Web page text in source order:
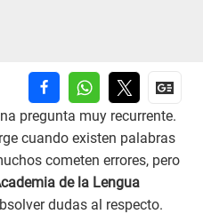
pregunta muy recurrente.
cuando existen palabras
cometen errores, pero
de la Lengua
dudas al respecto.